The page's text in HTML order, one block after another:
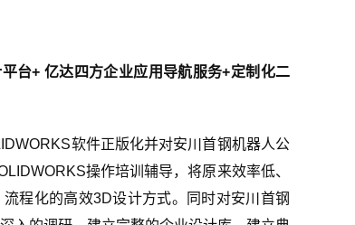
台+ 亿达四方企业应用导航服务+定制化二
软件正版化并对安川首钢机器人公
操作培训辅导，将原来效率低、
程化的高效3D设计方式。同时对安川首钢